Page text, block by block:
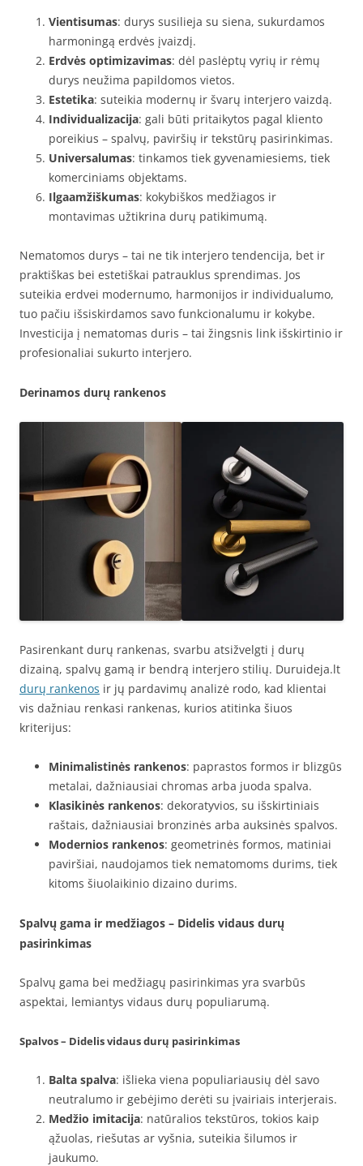
Vientisumas: durys susilieja su siena, sukurdamos
harmoningą erdvės įvaizdį.
Erdvės optimizavimas: dėl paslėptų vyrių ir rėmų
durys neužima papildomos vietos.
Estetika: suteikia modernų ir švarų interjero vaizdą.
Individualizacija: gali būti pritaikytos pagal kliento
poreikius – spalvų, paviršių ir tekstūrų pasirinkimas.
Universalumas: tinkamos tiek gyvenamiesiems, tiek
komerciniams objektams.
Ilgaamžiškumas: kokybiškos medžiagos ir
montavimas užtikrina durų patikimumą.
Nematomos durys – tai ne tik interjero tendencija, bet ir
praktiškas bei estetiškai patrauklus sprendimas. Jos
suteikia erdvei modernumo, harmonijos ir individualumo,
tuo pačiu išsiskirdamos savo funkcionalumu ir kokybe.
Investicija į nematomas duris – tai žingsnis link išskirtinio ir
profesionaliai sukurto interjero.
Derinamos durų rankenos
Pasirenkant durų rankenas, svarbu atsižvelgti į durų
dizainą, spalvų gamą ir bendrą interjero stilių. Duruideja.lt
durų rankenos ir jų pardavimų analizė rodo, kad klientai
vis dažniau renkasi rankenas, kurios atitinka šiuos
kriterijus:
Minimalistinės rankenos: paprastos formos ir blizgūs
metalai, dažniausiai chromas arba juoda spalva.
Klasikinės rankenos: dekoratyvios, su išskirtiniais
raštais, dažniausiai bronzinės arba auksinės spalvos.
Modernios rankenos: geometrinės formos, matiniai
paviršiai, naudojamos tiek nematomoms durims, tiek
kitoms šiuolaikinio dizaino durims.
Spalvų gama ir medžiagos – Didelis vidaus durų
pasirinkimas
Spalvų gama bei medžiagų pasirinkimas yra svarbūs
aspektai, lemiantys vidaus durų populiarumą.
Spalvos – Didelis vidaus durų pasirinkimas
Balta spalva: išlieka viena populiariausių dėl savo
neutralumo ir gebėjimo derėti su įvairiais interjerais.
Medžio imitacija: natūralios tekstūros, tokios kaip
ąžuolas, riešutas ar vyšnia, suteikia šilumos ir
jaukumo.